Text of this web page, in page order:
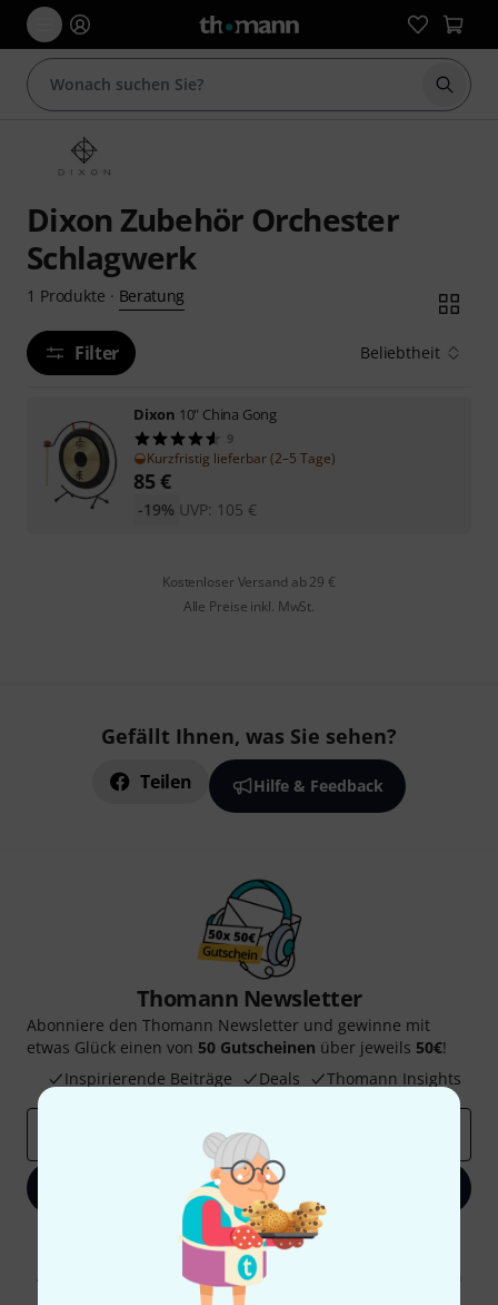
Suche
Dixon Zubehör Orchester
Schlagwerk
1 Produkte · Beratung
Filter Beliebtheit
Dixon 10" China Gong
9
Kurzfristig lieferbar (2–5 Tage)
85€
UVP: 105 €
-19%
Kostenloser Versand ab 29 €
Alle Preise inkl. MwSt.
Gefällt Ihnen, was Sie sehen?
Teilen Hilfe & Feedback
Thomann Newsletter
Abonniere den Thomann Newsletter und gewinne mit
etwas Glück einen von 50 Gutscheinen über jeweils 50€!
Inspirierende Beiträge
Deals Thomann Insights
Jetzt anmelden
Mit Klick auf „Jetzt anmelden“ stimmen Sie dem Erhalt von E-Mail-
Werbung und einer Messung des E-Mail-Nutzungsverhaltens zu. Die
Abmeldung ist jederzeit möglich. Weitere Informationen finden Sie in
unserenDatenschutzhinweisen